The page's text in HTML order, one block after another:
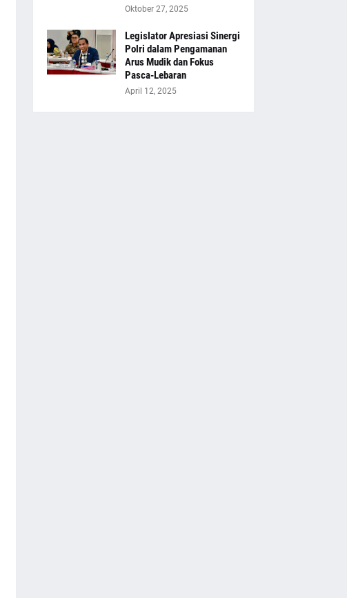
Oktober 27, 2025
Legislator Apresiasi Sinergi
Polri dalam Pengamanan
Arus Mudik dan Fokus
Pasca-Lebaran
April 12, 2025